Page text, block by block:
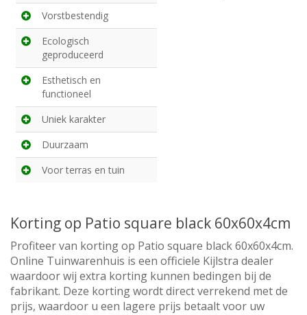
Vorstbestendig
Ecologisch
geproduceerd
Esthetisch en
functioneel
Uniek karakter
Duurzaam
Voor terras en tuin
Korting op Patio square black 60x60x4cm
Profiteer van korting op Patio square black 60x60x4cm.
Online Tuinwarenhuis is een officiele Kijlstra dealer
waardoor wij extra korting kunnen bedingen bij de
fabrikant. Deze korting wordt direct verrekend met de
prijs, waardoor u een lagere prijs betaalt voor uw